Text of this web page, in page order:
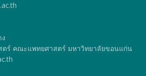
ตร์ คณะแพทยศาสตร์ มหาวิทยาลัยขอนแก่น